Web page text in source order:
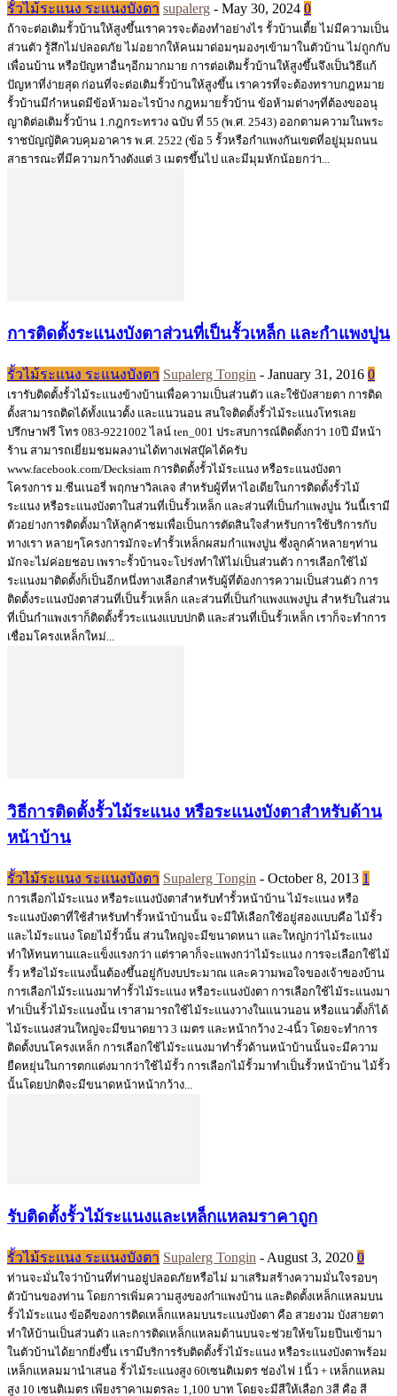
รั้วไม้ระแนง ระแนงบังตา supalerg - May 30, 2024 0
ถ้าจะต่อเติมรั้วบ้านให้สูงขึ้นเราควรจะต้องทำอย่างไร รั้วบ้านเตี้ย ไม่มีความเป็น
ส่วนตัว รู้สึกไม่ปลอดภัย ไม่อยากให้คนมาด่อมๆมองๆเข้ามาในตัวบ้าน ไม่ถูกกับ
เพื่อนบ้าน หรือปัญหาอื่นๆอีกมากมาย การต่อเติมรั้วบ้านให้สูงขึ้นจึงเป็นวิธีแก้
ปัญหาที่ง่ายสุด ก่อนที่จะต่อเติมรั้วบ้านให้สูงขึ้น เราควรที่จะต้องทราบกฎหมาย
รั้วบ้านมีกำหนดมีข้อห้ามอะไรบ้าง กฎหมายรั้วบ้าน ข้อห้ามต่างๆที่ต้องขออนุ
ญาติต่อเติมรั้วบ้าน 1.กฎกระทรวง ฉบับ ที่ 55 (พ.ศ. 2543) ออกตามความในพระ
ราชบัญญัติควบคุมอาคาร พ.ศ. 2522 (ข้อ 5 รั้วหรือกําแพงกันเขตที่อยู่มุมถนน
สาธารณะที่มีความกว้างตังแต่ 3 เมตรขึ้นไป และมีมุมหักน้อยกว่า...
การติดตั้งระแนงบังตาส่วนที่เป็นรั้วเหล็ก และกำแพงปูน
รั้วไม้ระแนง ระแนงบังตา Supalerg Tongin - January 31, 2016 0
เรารับติดตั้งรั้วไม้ระแนงข้างบ้านเพื่อความเป็นส่วนตัว และใช้บังสายตา การติด
ตั้งสามารถติดได้ทั้งแนวตั้ง และแนวนอน สนใจติดตั้งรั้วไม้ระแนงโทรเลย
ปรึกษาฟรี โทร 083-9221002 ไลน์ ten_001 ประสบการณ์ติดตั้งกว่า 10ปี มีหน้า
ร้าน สามารถเยี่ยมชมผลงานได้ทางเฟสบุ๊คได้ครับ
www.facebook.com/Decksiam การติดตั้งรั้วไม้ระแนง หรือระแนงบังตา
โครงการ ม.ซีนเนอรี่ พฤกษาวิลเลจ สำหรับผู้ที่หาไอเดียในการติดตั้งรั้วไม้
ระแนง หรือระแนงบังตาในส่วนที่เป็นรั้วเหล็ก และส่วนที่เป็นกำแพงปูน วันนี้เรามี
ตัวอย่างการติดตั้งมาให้ลูกค้าชมเพื่อเป็นการตัดสินใจสำหรับการใช้บริการกับ
ทางเรา หลายๆโครงการมักจะทำรั้วเหล็กผสมกำแพงปูน ซึ่งลูกค้าหลายๆท่าน
มักจะไม่ค่อยชอบ เพราะรั้วบ้านจะโปร่งทำให้ไม่เป็นส่วนตัว การเลือกใช้ไม้
ระแนงมาติดตั้งก็เป็นอีกหนึ่งทางเลือกสำหรับผู้ที่ต้องการความเป็นส่วนตัว การ
ติดตั้งระแนงบังตาส่วนที่เป็นรั้วเหล็ก และส่วนที่เป็นกำแพงแพงปูน สำหรับในส่วน
ที่เป็นกำแพงเราก็ติดตั้งรั้วระแนงแบบปกติ และส่วนที่เป็นรั้วเหล็ก เราก็จะทำการ
เชื่อมโครงเหล็กใหม่...
วิธีการติดตั้งรั้วไม้ระแนง หรือระแนงบังตาสำหรับด้าน
หน้าบ้าน
รั้วไม้ระแนง ระแนงบังตา Supalerg Tongin - October 8, 2013 1
การเลือกไม้ระแนง หรือระแนงบังตาสำหรับทำรั้วหน้าบ้าน ไม้ระแนง หรือ
ระแนงบังตาที่ใช้สำหรับทำรั้วหน้าบ้านนั้น จะมีให้เลือกใช้อยู่สองแบบคือ ไม้รั้ว
และไม้ระแนง โดยไม้รั้วนั้น ส่วนใหญ่จะมีขนาดหนา และใหญ่กว่าไม้ระแนง
ทำให้ทนทานและแข็งแรงกว่า แต่ราคาก็จะแพงกว่าไม้ระแนง การจะเลือกใช้ไม้
รั้ว หรือไม้ระแนงนั้นต้องขึ้นอยู่กับงบประมาณ และความพอใจของเจ้าของบ้าน
การเลือกไม้ระแนงมาทำรั้วไม้ระแนง หรือระแนงบังตา การเลือกใช้ไม้ระแนงมา
ทำเป็นรั้วไม้ระแนงนั้น เราสามารถใช้ไม้ระแนงวางในแนวนอน หรือแนวตั้งก็ได้
ไม้ระแนงส่วนใหญ่จะมีขนาดยาว 3 เมตร และหน้ากว้าง 2-4นิ้ว โดยจะทำการ
ติดตั้งบนโครงเหล็ก การเลือกใช้ไม้ระแนงมาทำรั้วด้านหน้าบ้านนั้นจะมีความ
ยืดหยุ่นในการตกแต่งมากว่าใช้ไม้รั้ว การเลือกไม้รั้วมาทำเป็นรั้วหน้าบ้าน ไม้รั้ว
นั้นโดยปกติจะมีขนาดหน้าหน้ากว้าง...
รับติดตั้งรั้วไม้ระแนงและเหล็กแหลมราคาถูก
รั้วไม้ระแนง ระแนงบังตา Supalerg Tongin - August 3, 2020 0
ท่านจะมั่นใจว่าบ้านที่ท่านอยู่ปลอดภัยหรือไม่ มาเสริมสร้างความมั่นใจรอบๆ
ตัวบ้านของท่าน โดยการเพิ่มความสูงของกำแพงบ้าน และติดตั้งเหล็กแหลมบน
รั้วไม้ระแนง ข้อดีของการติดเหล็กแหลมบนระแนงบังตา คือ สวยงวม บังสายตา
ทำให้บ้านเป็นส่วนตัว และการติดเหล็กแหลมด้านบนจะช่วยให้ขโมยปีนเข้ามา
ในตัวบ้านได้ยากยิ่งขึ้น เรามีบริการรับติดตั้งรั้วไม้ระแนง หรือระแนงบังตาพร้อม
เหล็กแหลมมานำเสนอ รั้วไม้ระแนงสูง 60เซนติเมตร ช่องไฟ 1นิ้ว + เหล็กแหลม
สูง 10 เซนติเมตร เพียงราคาเมตรละ 1,100 บาท โดยจะมีสีให้เลือก 3สี คือ สี